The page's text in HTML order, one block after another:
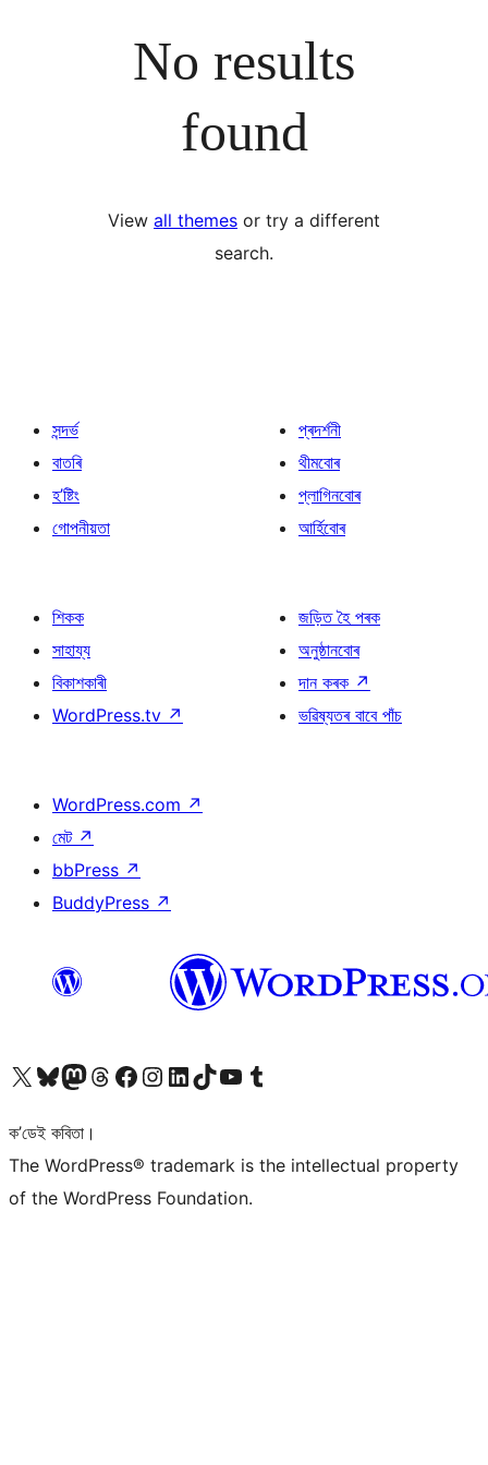
No results
found
View all themes or try a different
search.
সন্দৰ্ভ
বাতৰি
হ’ষ্টিং
গোপনীয়তা
প্ৰদৰ্শনী
থীমবোৰ
প্লাগিনবোৰ
আৰ্হিবোৰ
শিকক
সাহায্য
বিকাশকাৰী
WordPress.tv ↗
জড়িত হৈ পৰক
অনুষ্ঠানবোৰ
দান কৰক ↗
ভৱিষ্যতৰ বাবে পাঁচ
WordPress.com ↗
মেট ↗
bbPress ↗
BuddyPress ↗
আমাৰ X (আগৰ Twitter) একাউণ্টলৈ যাওকআমাৰ Bluesky একাউণ্টলৈ যাওকআমাৰ Mastodon একাউণ্টলৈ যাওকআমাৰ Threads একাউণ্টলৈ যাওকআমাৰ Facebook পৃষ্ঠালৈ যাওকআমাৰ Instagram একাউণ্টলৈ যাওকআমাৰ LinkedIn একাউণ্টলৈ যাওকআমাৰ TikTok একাউণ্টলৈ যাওকআমাৰ YouTube চেনেললৈ যাওকআমাৰ Tumblr একাউণ্টলৈ যাওক
ক’ডেই কবিতা।
The WordPress® trademark is the intellectual property
of the WordPress Foundation.